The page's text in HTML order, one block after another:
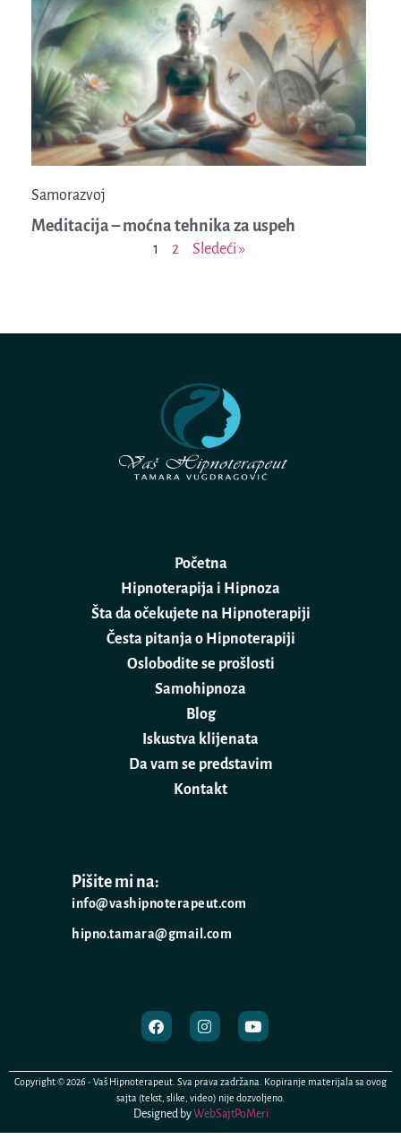
Samorazvoj
Meditacija – moćna tehnika za uspeh
1 2 Sledeći »
Početna
Hipnoterapija i Hipnoza
Šta da očekujete na Hipnoterapiji
Česta pitanja o Hipnoterapiji
Oslobodite se prošlosti
Samohipnoza
Blog
Iskustva klijenata
Da vam se predstavim
Kontakt
Pišite mi na:
info@vashipnoterapeut.com
hipno.tamara@gmail.com
Copyright © 2026 - Vaš Hipnoterapeut. Sva prava zadržana. Kopiranje materijala sa ovog
sajta (tekst, slike, video) nije dozvoljeno.
Designed byWebSajtPoMeri